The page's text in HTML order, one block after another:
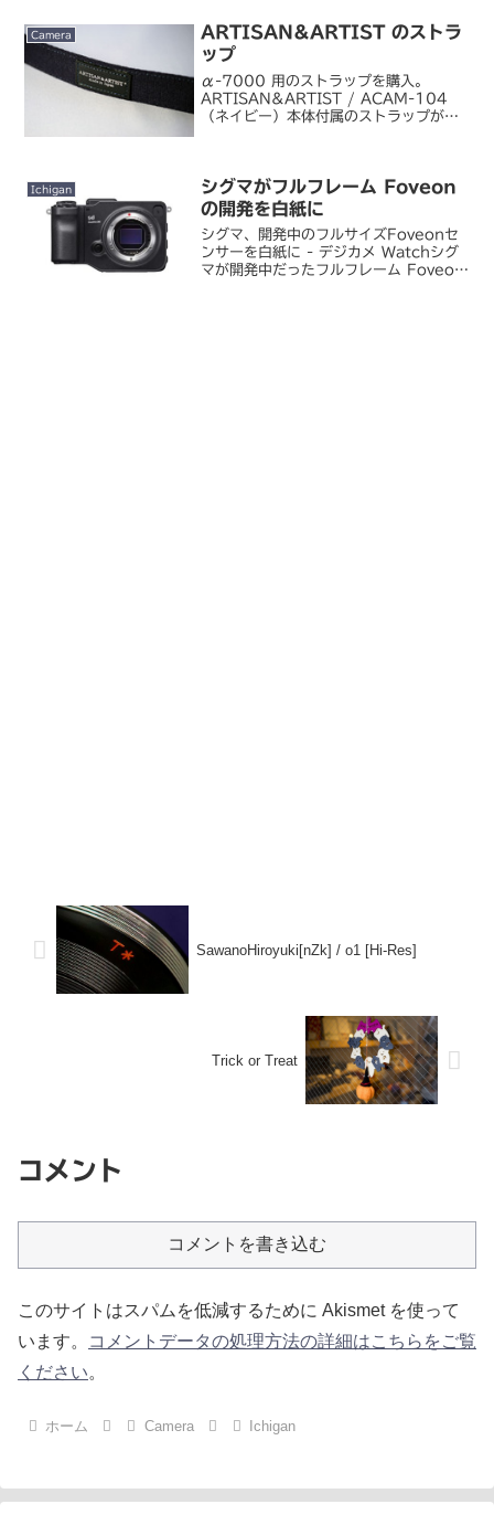
Camera
ARTISAN&ARTIST のストラ
ップ
α-7000 用のストラップを購入。
ARTISAN&ARTIST / ACAM-104
（ネイビー）本体付属のストラップがさ
で...
Ichigan
シグマがフルフレーム Foveon
の開発を白紙に
シグマ、開発中のフルサイズFoveonセ
ンサーを白紙に - デジカメ Watchシグ
マが開発中だったフルフレーム Foveon
SawanoHiroyuki[nZk] / o1 [Hi-Res]
Trick or Treat
コメント
コメントを書き込む
このサイトはスパムを低減するために Akismet を使って
います。
コメントデータの処理方法の詳細はこちらをご覧
ください。
ホーム Camera Ichigan